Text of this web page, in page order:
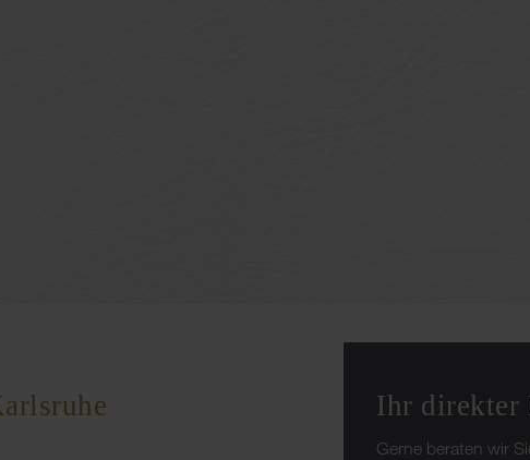
Ihr direkter
Gerne beraten wir